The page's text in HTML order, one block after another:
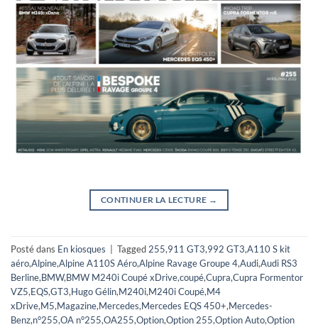
CONTINUER LA LECTURE →
Posté dans En kiosques Tagged 255,911 GT3,992 GT3,A110 S kit
aéro,Alpine,Alpine A110S Aéro,Alpine Ravage Groupe 4,Audi,Audi RS3
Berline,BMW,BMW M240i Coupé xDrive,coupé,Cupra,Cupra Formentor
VZ5,EQS,GT3,Hugo Gélin,M240i,M240i Coupé,M4
xDrive,M5,Magazine,Mercedes,Mercedes EQS 450+,Mercedes-
Benz,n°255,OA n°255,OA255,Option,Option 255,Option Auto,Option